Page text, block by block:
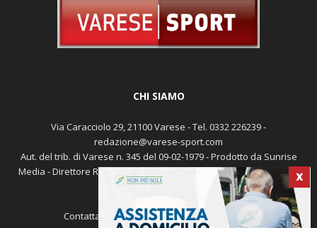
X
CHI SIAMO
Via Caracciolo 29, 21100 Varese - Tel. 0332 226239 -
redazione@varese-sport.com
Aut. del trib. di Varese n. 345 del 09-02-1979 - Prodotto da Sunrise
Media - Direttore Responsabile: Michele Marocco -Cookie policy
Pubblicità
Contattaci: redazione@varese-sport.com